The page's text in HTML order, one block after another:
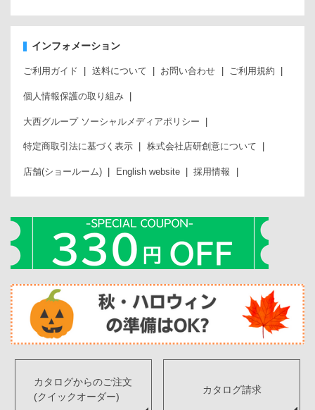
インフォメーション
ご利用ガイド 送料について お問い合わせ ご利用規約
個人情報保護の取り組み
大西グループ ソーシャルメディアポリシー
特定商取引法に基づく表示 株式会社店研創意について
店舗(ショールーム) English website 採用情報
カタログからのご注文
(クイックオーダー)
カタログ請求